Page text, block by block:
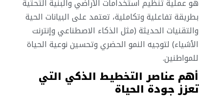
هو عملية تنظيم استخدامات الأراضي والبنية التحتية
بطريقة تفاعلية وتكاملية، تعتمد على البيانات الحية
والتقنيات الحديثة (مثل الذكاء الاصطناعي وإنترنت
الأشياء) لتوجيه النمو الحضري وتحسين نوعية الحياة
للمواطنين.
أهم عناصر التخطيط الذكي التي
تعزز جودة الحياة